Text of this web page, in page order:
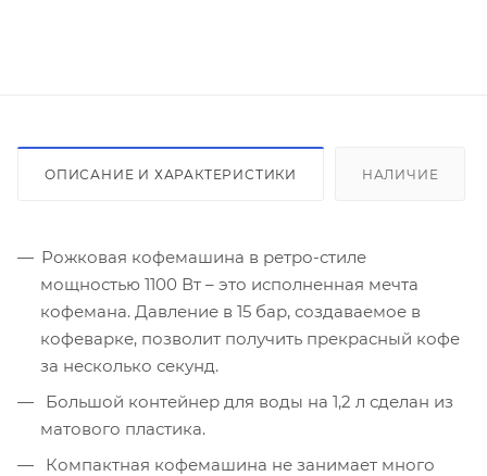
ОПИСАНИЕ И ХАРАКТЕРИСТИКИ НАЛИЧИЕ
Рожковая кофемашина в ретро-стиле
мощностью 1100 Вт – это исполненная мечта
кофемана. Давление в 15 бар, создаваемое в
кофеварке, позволит получить прекрасный кофе
за несколько секунд.
Большой контейнер для воды на 1,2 л сделан из
матового пластика.
Компактная кофемашина не занимает много